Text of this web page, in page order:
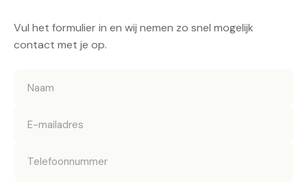
Vul het formulier in en wij nemen zo snel mogelijk
contact met je op.